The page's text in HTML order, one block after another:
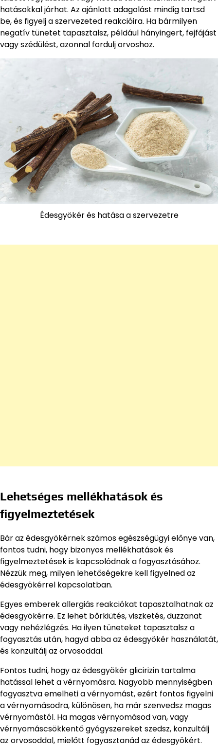
hatásokkal járhat. Az ajánlott adagolást mindig tartsd
be, és figyelj a szervezeted reakcióira. Ha bármilyen
negatív tünetet tapasztalsz, például hányingert, fejfájást
vagy szédülést, azonnal fordulj orvoshoz.
Édesgyökér és hatása a szervezetre
Lehetséges mellékhatások és
figyelmeztetések
Bár az édesgyökérnek számos egészségügyi előnye van,
fontos tudni, hogy bizonyos mellékhatások és
figyelmeztetések is kapcsolódnak a fogyasztásához.
Nézzük meg, milyen lehetőségekre kell figyelned az
édesgyökérrel kapcsolatban.
Egyes emberek allergiás reakciókat tapasztalhatnak az
édesgyökérre. Ez lehet bőrkiütés, viszketés, duzzanat
vagy nehézlégzés. Ha ilyen tüneteket tapasztalsz a
fogyasztás után, hagyd abba az édesgyökér használatát,
és konzultálj az orvosoddal.
Fontos tudni, hogy az édesgyökér glicirizin tartalma
hatással lehet a vérnyomásra. Nagyobb mennyiségben
fogyasztva emelheti a vérnyomást, ezért fontos figyelni
a vérnyomásodra, különösen, ha már szenvedsz magas
vérnyomástól. Ha magas vérnyomásod van, vagy
vérnyomáscsökkentő gyógyszereket szedsz, konzultálj
az orvosoddal, mielőtt fogyasztanád az édesgyökért.